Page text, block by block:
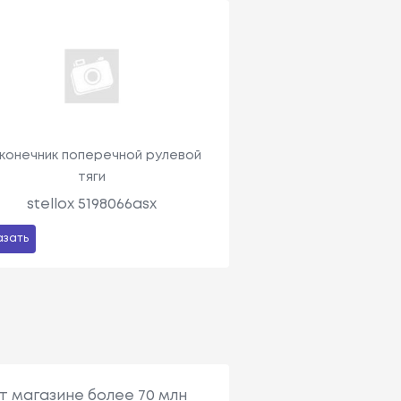
поперечной рулевой
тяги
stellox 5198066asx
магазине более 70 млн